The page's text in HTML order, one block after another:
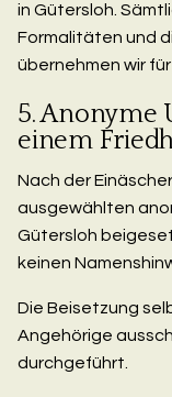
in Gütersloh.
Formalitäten und
übernehmen wir für
5. Anonyme
einem
Nach der
ausgewählten
Gütersloh
keinen
Die Beisetzung
Angehörige
durchgeführt.